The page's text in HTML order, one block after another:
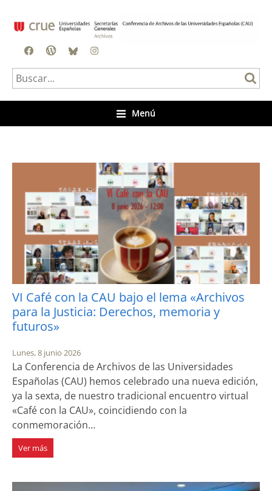
Facebook
Blog BlueSkyInstagram
Menú
VI Café con la CAU bajo el lema «Archivos
para la Justicia: Derechos, memoria y
futuros»
Lunes, 8 junio 2026
La Conferencia de Archivos de las Universidades
Españolas (CAU) hemos celebrado una nueva edición,
ya la sexta, de nuestro tradicional encuentro virtual
«Café con la CAU», coincidiendo con la
conmemoración…
Ver más